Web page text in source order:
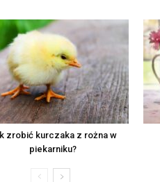
zrobić kurczaka z rożna w
piekarniku?